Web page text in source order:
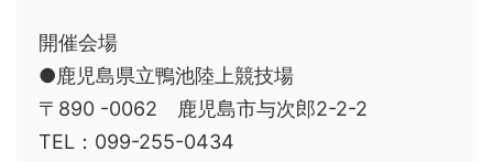
開催会場
●鹿児島県立鴨池陸上競技場
〒890 -0062 鹿児島市与次郎2-2-2
TEL：099-255-0434